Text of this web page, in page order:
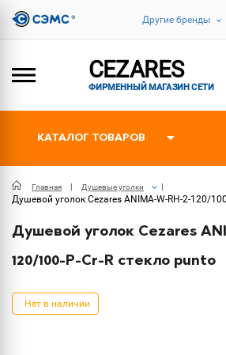
Другие бренды
CEZARES
ФИРМЕННЫЙ МАГАЗИН СЕТИ
КАТАЛОГ ТОВАРОВ
Главная Душевые уголки
Душевой уголок Cezares ANIMA-W-RH-2-120/
Душевой уголок Cezares
120/100-P-Cr-R стекло punto
Нет в наличии